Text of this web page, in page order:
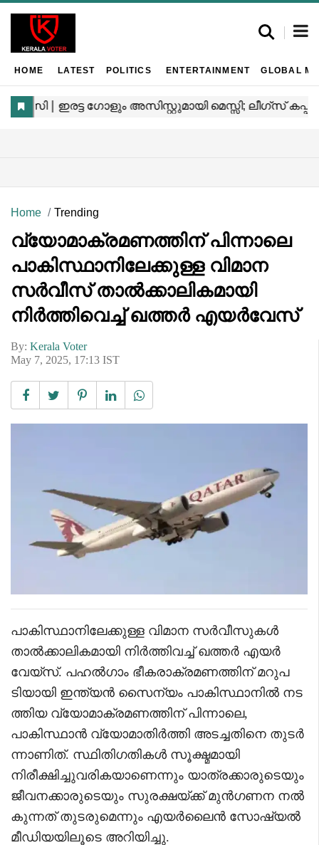
HOME LATEST POLITICS ENTERTAINMENT GLOBAL
Home Trending
വ്യോമാക്രമണത്തിന് പിന്നാലെ
പാകിസ്ഥാനിലേക്കുള്ള വിമാന
സർവീസ് താൽക്കാലികമായി
നിർത്തിവെച്ച് ഖത്തർ എയർവേസ്
By: Kerala Voter
May 7, 2025, 17:13 IST
പാകിസ്ഥാനിലേക്കുള്ള വിമാന സർവീസുകൾ
താൽക്കാലികമായി നിർത്തിവച്ച് ഖത്തർ എയർ
വേയ്‌സ്. പഹൽഗാം ഭീകരാക്രമണത്തിന് മറുപ
ടിയായി ഇന്ത്യൻ സൈന്യം പാകിസ്ഥാനിൽ നട
ത്തിയ വ്യോമാക്രമണത്തിന് പിന്നാലെ,
പാകിസ്ഥാൻ വ്യോമാതിർത്തി അടച്ചതിനെ തുടർ
ന്നാണിത്. സ്ഥിതിഗതികൾ സൂക്ഷ്മമായി
നിരീക്ഷിച്ചുവരികയാണെന്നും യാത്രക്കാരുടെയും
ജീവനക്കാരുടെയും സുരക്ഷയ്ക്ക് മുൻഗണന നൽ
കുന്നത് തുടരുമെന്നും എയർലൈൻ സോഷ്യൽ
മീഡിയയിലൂടെ അറിയിച്ചു.